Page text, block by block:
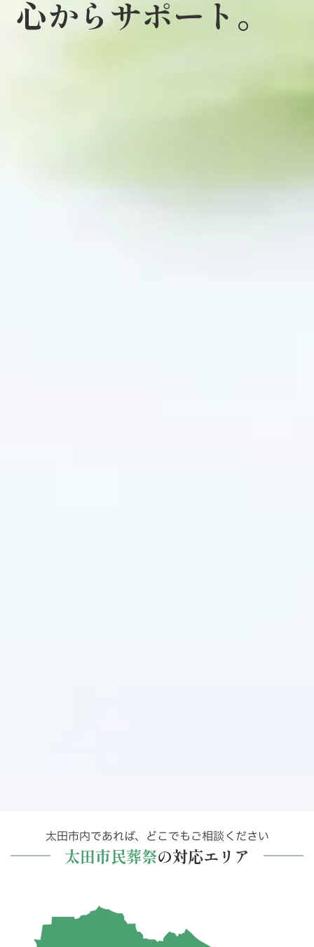
心からサポート。
太田市内であれば、どこでもご相談ください
太田市民葬祭の対応エリア